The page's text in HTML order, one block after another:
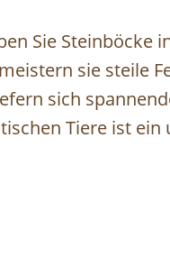
Sie
sie steile
sich
Tiere ist ein